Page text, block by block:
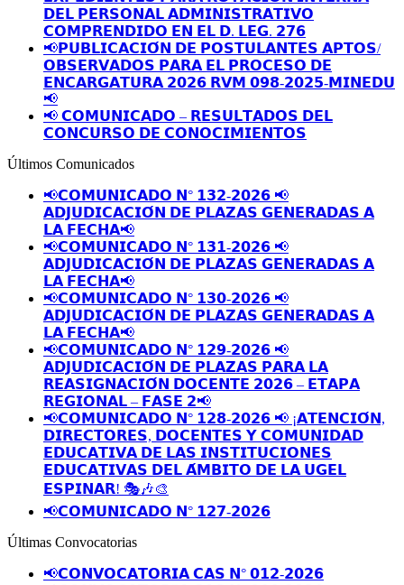
𝗗𝗘𝗟 𝗣𝗘𝗥𝗦𝗢𝗡𝗔𝗟 𝗔𝗗𝗠𝗜𝗡𝗜𝗦𝗧𝗥𝗔𝗧𝗜𝗩𝗢
𝗖𝗢𝗠𝗣𝗥𝗘𝗡𝗗𝗜𝗗𝗢 𝗘𝗡 𝗘𝗟 𝗗. 𝗟𝗘𝗚. 𝟮𝟳𝟲
📢𝗣𝗨𝗕𝗟𝗜𝗖𝗔𝗖𝗜𝗢́𝗡 𝗗𝗘 𝗣𝗢𝗦𝗧𝗨𝗟𝗔𝗡𝗧𝗘𝗦 𝗔𝗣𝗧𝗢𝗦/
𝗢𝗕𝗦𝗘𝗥𝗩𝗔𝗗𝗢𝗦 𝗣𝗔𝗥𝗔 𝗘𝗟 𝗣𝗥𝗢𝗖𝗘𝗦𝗢 𝗗𝗘
𝗘𝗡𝗖𝗔𝗥𝗚𝗔𝗧𝗨𝗥𝗔 𝟮𝟬𝟮𝟲 𝗥𝗩𝗠 𝟬𝟵𝟴-𝟮𝟬𝟮𝟱-𝗠𝗜𝗡𝗘𝗗𝗨
📢
📢 𝗖𝗢𝗠𝗨𝗡𝗜𝗖𝗔𝗗𝗢 – 𝗥𝗘𝗦𝗨𝗟𝗧𝗔𝗗𝗢𝗦 𝗗𝗘𝗟
𝗖𝗢𝗡𝗖𝗨𝗥𝗦𝗢 𝗗𝗘 𝗖𝗢𝗡𝗢𝗖𝗜𝗠𝗜𝗘𝗡𝗧𝗢𝗦
Últimos Comunicados
📢𝗖𝗢𝗠𝗨𝗡𝗜𝗖𝗔𝗗𝗢 𝗡° 𝟭𝟯𝟮-𝟮𝟬𝟮𝟲 📢
𝗔𝗗𝗝𝗨𝗗𝗜𝗖𝗔𝗖𝗜𝗢́𝗡 𝗗𝗘 𝗣𝗟𝗔𝗭𝗔𝗦 𝗚𝗘𝗡𝗘𝗥𝗔𝗗𝗔𝗦 𝗔
𝗟𝗔 𝗙𝗘𝗖𝗛𝗔📢
📢𝗖𝗢𝗠𝗨𝗡𝗜𝗖𝗔𝗗𝗢 𝗡° 𝟭𝟯𝟭-𝟮𝟬𝟮𝟲 📢
𝗔𝗗𝗝𝗨𝗗𝗜𝗖𝗔𝗖𝗜𝗢́𝗡 𝗗𝗘 𝗣𝗟𝗔𝗭𝗔𝗦 𝗚𝗘𝗡𝗘𝗥𝗔𝗗𝗔𝗦 𝗔
𝗟𝗔 𝗙𝗘𝗖𝗛𝗔📢
📢𝗖𝗢𝗠𝗨𝗡𝗜𝗖𝗔𝗗𝗢 𝗡° 𝟭𝟯𝟬-𝟮𝟬𝟮𝟲 📢
𝗔𝗗𝗝𝗨𝗗𝗜𝗖𝗔𝗖𝗜𝗢́𝗡 𝗗𝗘 𝗣𝗟𝗔𝗭𝗔𝗦 𝗚𝗘𝗡𝗘𝗥𝗔𝗗𝗔𝗦 𝗔
𝗟𝗔 𝗙𝗘𝗖𝗛𝗔📢
📢𝗖𝗢𝗠𝗨𝗡𝗜𝗖𝗔𝗗𝗢 𝗡° 𝟭𝟮𝟵-𝟮𝟬𝟮𝟲 📢
𝗔𝗗𝗝𝗨𝗗𝗜𝗖𝗔𝗖𝗜𝗢́𝗡 𝗗𝗘 𝗣𝗟𝗔𝗭𝗔𝗦 𝗣𝗔𝗥𝗔 𝗟𝗔
𝗥𝗘𝗔𝗦𝗜𝗚𝗡𝗔𝗖𝗜𝗢́𝗡 𝗗𝗢𝗖𝗘𝗡𝗧𝗘 𝟮𝟬𝟮𝟲 – 𝗘𝗧𝗔𝗣𝗔
𝗥𝗘𝗚𝗜𝗢𝗡𝗔𝗟 – 𝗙𝗔𝗦𝗘 𝟮📢
📢𝗖𝗢𝗠𝗨𝗡𝗜𝗖𝗔𝗗𝗢 𝗡° 𝟭𝟮𝟴-𝟮𝟬𝟮𝟲 📢 ¡𝗔𝗧𝗘𝗡𝗖𝗜𝗢́𝗡,
𝗗𝗜𝗥𝗘𝗖𝗧𝗢𝗥𝗘𝗦, 𝗗𝗢𝗖𝗘𝗡𝗧𝗘𝗦 𝗬 𝗖𝗢𝗠𝗨𝗡𝗜𝗗𝗔𝗗
𝗘𝗗𝗨𝗖𝗔𝗧𝗜𝗩𝗔 𝗗𝗘 𝗟𝗔𝗦 𝗜𝗡𝗦𝗧𝗜𝗧𝗨𝗖𝗜𝗢𝗡𝗘𝗦
𝗘𝗗𝗨𝗖𝗔𝗧𝗜𝗩𝗔𝗦 𝗗𝗘𝗟 𝗔́𝗠𝗕𝗜𝗧𝗢 𝗗𝗘 𝗟𝗔 𝗨𝗚𝗘𝗟
𝗘𝗦𝗣𝗜𝗡𝗔𝗥! 🎭🎶🎨
📢𝗖𝗢𝗠𝗨𝗡𝗜𝗖𝗔𝗗𝗢 𝗡° 𝟭𝟮𝟳-𝟮𝟬𝟮𝟲
Últimas Convocatorias
📢𝗖𝗢𝗡𝗩𝗢𝗖𝗔𝗧𝗢𝗥𝗜𝗔 𝗖𝗔𝗦 𝗡° 𝟬𝟭𝟮-𝟮𝟬𝟮𝟲